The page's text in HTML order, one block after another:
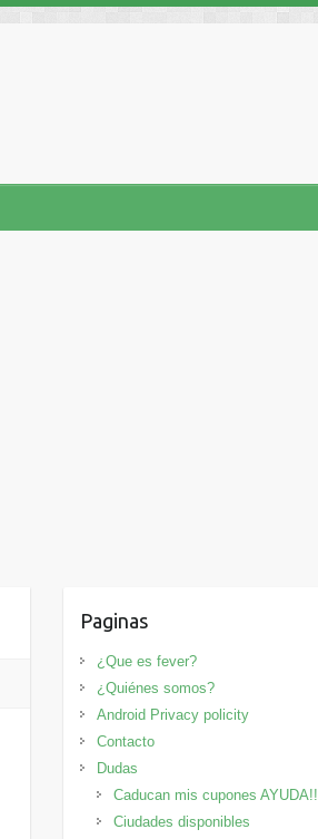
Paginas
¿Que es fever?
¿Quiénes somos?
Android Privacy policity
Contacto
Dudas
Caducan mis cupones AYUDA!!
Ciudades disponibles